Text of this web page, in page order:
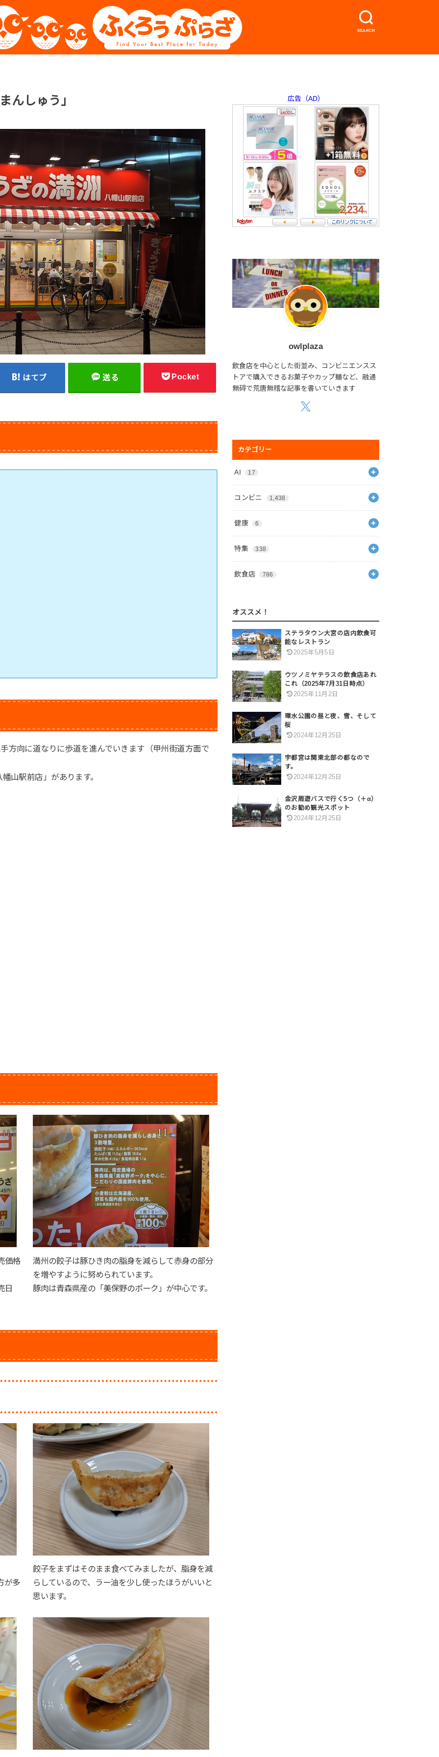
SEARCH
んしゅう」
はてブ 送る Pocket
方向に道なりに歩道を進んでいきます（甲州街道方面で
山駅前店」があります。
価格
日
満州の餃子は豚ひき肉の脂身を減らして赤身の部分
を増やすように努められています。
豚肉は青森県産の「美保野のポーク」が中心です。
が多
餃子をまずはそのまま食べてみましたが、脂身を減
らしているので、ラー油を少し使ったほうがいいと
思います。
広告（AD）
owlplaza
飲食店を中心とした街並み、コンビニエンスス
トアで購入できるお菓子やカップ麺など、融通
無碍で荒唐無稽な記事を書いていきます
カテゴリー
AI 17
コンビニ 1,438
健康 6
特集 338
飲食店 786
オススメ！
ステラタウン大宮の店内飲食可
能なレストラン
2025年5月5日
ウツノミヤテラスの飲食店あれ
これ（2025年7月31日時点）
2025年11月2日
環水公園の昼と夜、雪、そして
桜
2024年12月25日
宇都宮は関東北部の都なので
す。
2024年12月25日
金沢周遊バスで行く5つ（＋α）
のお勧め観光スポット
2024年12月25日